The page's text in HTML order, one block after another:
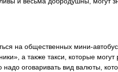
на общественных мини-
а также такси, которые
надо оговаривать вид валюты,